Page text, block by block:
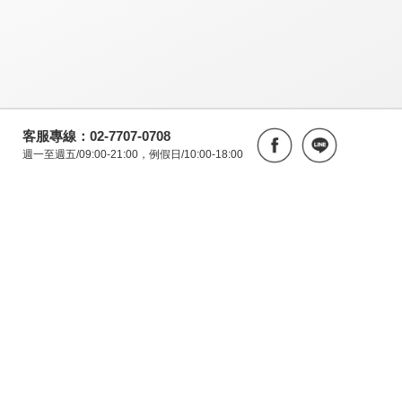
客服專線：02-7707-0708
週一至週五/09:00-21:00，例假日/10:00-18:00